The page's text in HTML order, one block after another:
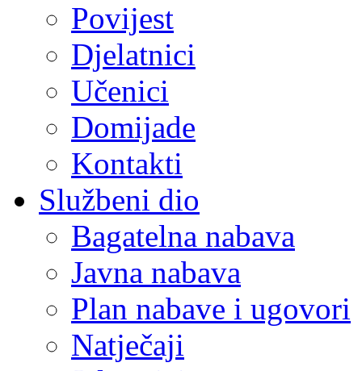
Povijest
Djelatnici
Učenici
Domijade
Kontakti
Službeni dio
Bagatelna nabava
Javna nabava
Plan nabave i ugovori
Natječaji